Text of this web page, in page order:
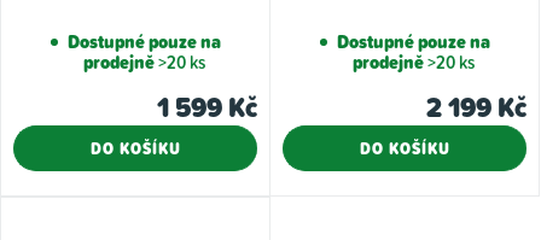
Dostupné pouze na
prodejně>20 ks
1 599 Kč
DO KOŠÍKU
Dostupné pouze na
prodejně>20 ks
2 199 Kč
DO KOŠÍKU